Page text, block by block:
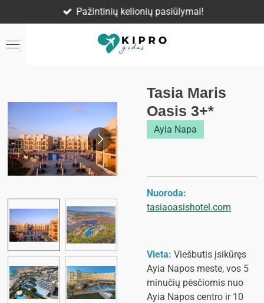
to
main
Pažintinių kelionių pasiūlymai!
Tasia Maris
Oasis 3+*
Ayia Napa
Nuoroda:
tasiaoasishotel.com
Vieta: Viešbutis įsikūręs
Ayia Napos meste, vos 5
minučių pėsčiomis nuo
Ayia Napos centro ir 10